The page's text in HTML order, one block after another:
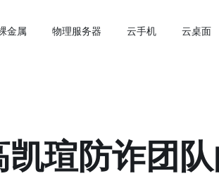
金属 物理服务器 云手机 云桌面
凯瑄防诈团